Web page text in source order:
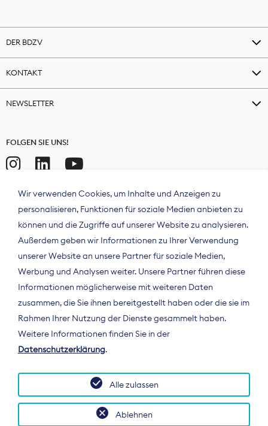
DER BDZV
KONTAKT
NEWSLETTER
FOLGEN SIE UNS!
Der Bundesverband Digitalpublisher und
Zeitungsverleger (BDZV) vertritt als
Spitzenorganisation die Interessen der
Deutschland und auf EU-Ebene.
Wir verwenden Cookies, um Inhalte und Anzeigen zu
personalisieren, Funktionen für soziale Medien anbieten zu
können und die Zugriffe auf unserer Website zu analysieren.
Außerdem geben wir Informationen zu Ihrer Verwendung
unserer Website an unsere Partner für soziale Medien,
Werbung und Analysen weiter. Unsere Partner führen diese
Informationen möglicherweise mit weiteren Daten
zusammen, die Sie ihnen bereitgestellt haben oder die sie im
Rahmen Ihrer Nutzung der Dienste gesammelt haben.
Weitere Informationen finden Sie in der
Datenschutzerklärung.
Ablehnen
Alle zulassen